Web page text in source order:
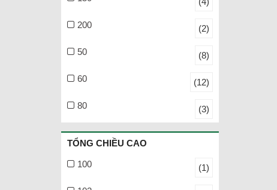
200 (2)
50 (8)
60 (12)
80 (3)
TỔNG CHIỀU CAO
100 (1)